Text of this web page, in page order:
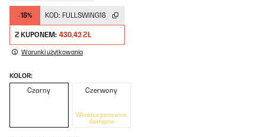
-18% KOD: FULLSWING18
Z KUPONEM: 430,42 ZŁ
Warunki użytkowania
KOLOR:
Czarny Czerwony
Wkrótce ponownie
dostępne